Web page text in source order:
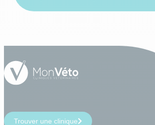
Trouver une clinique